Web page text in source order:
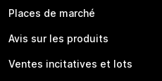
Places de marché
Avis sur les produits
Ventes incitatives et lots